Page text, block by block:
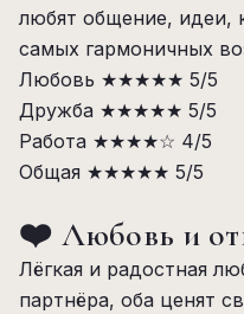
любят общение, идеи,
самых гармоничных
Любовь ★★★★★ 5/5
Дружба ★★★★★ 5/5
Работа ★★★★☆ 4/5
Общая ★★★★★ 5/5
❤️ Любовь и
Лёгкая и радостная
партнёра, оба ценят